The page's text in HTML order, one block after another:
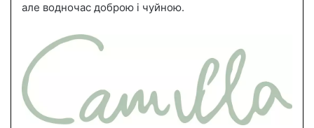
але водночас доброю і чуйною.